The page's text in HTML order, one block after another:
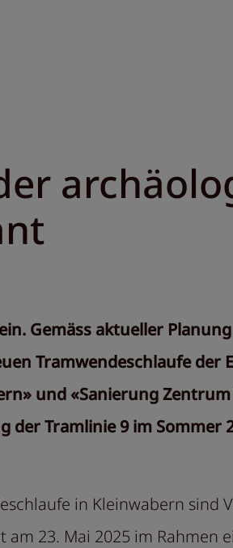
Gemäss aktueller
Tramwendeschlaufe der
und «Sanierung
Tramlinie 9 im Sommer
in Kleinwabern sind
23. Mai 2025 im